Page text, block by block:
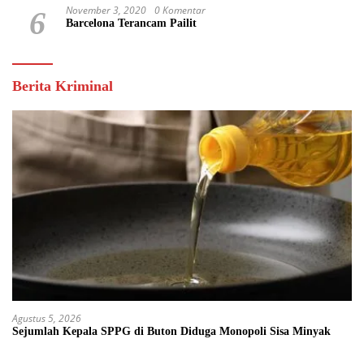
6 November 3, 2020 0 Komentar
Barcelona Terancam Pailit
Berita Kriminal
Agustus 5, 2026
Sejumlah Kepala SPPG di Buton Diduga Monopoli Sisa Minyak